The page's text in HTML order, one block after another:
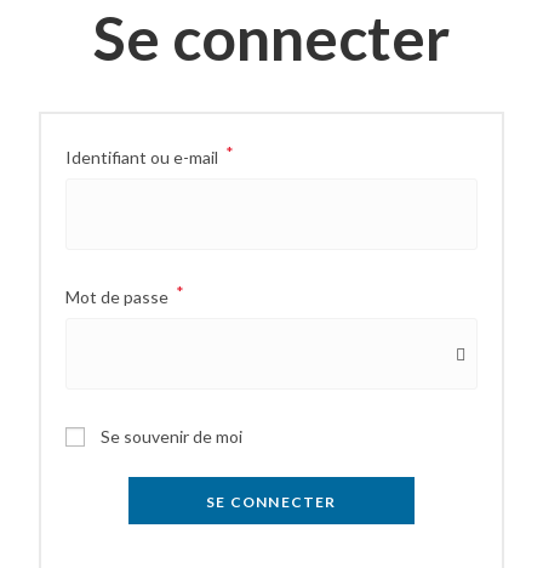
Se connecter
Identifiant ou e-mail *
Mot de passe *
Se souvenir de moi
SE CONNECTER